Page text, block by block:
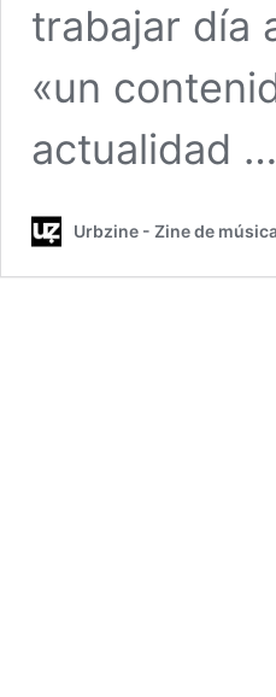
trabajar día
«un
actualidad …
Urbzine - Zine de